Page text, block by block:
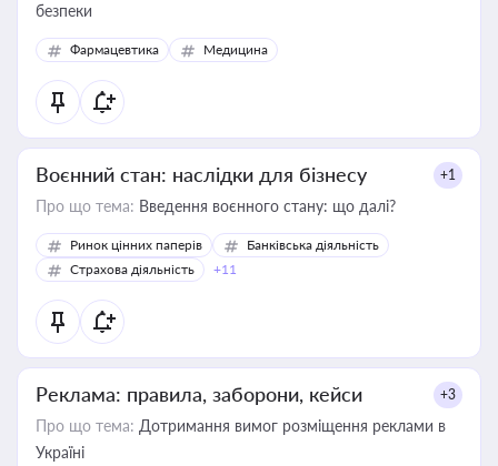
безпеки
Фармацевтика Медицина
Воєнний стан: наслідки для бізнесу +1
Про що тема: Введення воєнного стану: що далі?
Ринок цінних паперів
Банківська діяльність
Страхова діяльність
+11
Реклама: правила, заборони, кейси +3
Про що тема: Дотримання вимог розміщення реклами в
Україні